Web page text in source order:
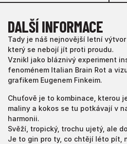
DALŠÍ INFORMACE
Tady je náš nejnovější letní výtvor
který se nebojí jít proti proudu.
Vznikl jako bláznivý experiment
fenoménem Italian Brain Rot a
grafikem Eugenem Finkeim.
Chuťově je to kombinace, kterou
maliny a kokos se tu potkávají v
harmonii.
Svěží, tropický, trochu ujetý, ale
Je to gin pro ty, co chtějí léto pít,